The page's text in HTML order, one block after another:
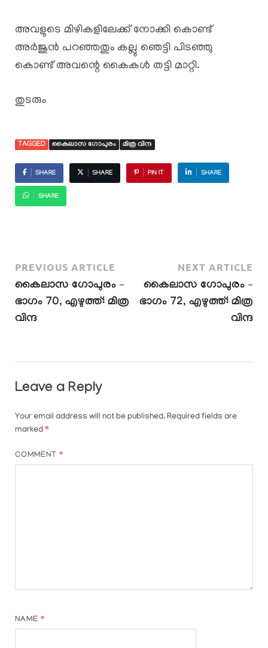
അവളുടെ മിഴികളിലേക്ക് നോക്കി കൊണ്ട്
അർജുൻ പറഞ്ഞതും കല്ലു ഞെട്ടി പിടഞ്ഞു
കൊണ്ട് അവന്റെ കൈകൾ തട്ടി മാറ്റി.
തുടരും
TAGGED കൈലാസ ഗോപുരം മിത്ര വിന്ദ
SHARE SHARE PIN IT SHARE
SHARE
PREVIOUS ARTICLE
കൈലാസ ഗോപുരം –
ഭാഗം 70, എഴുത്ത്: മിത്ര
വിന്ദ
NEXT ARTICLE
കൈലാസ ഗോപുരം –
ഭാഗം 72, എഴുത്ത്: മിത്ര
വിന്ദ
Leave a Reply
Your email address will not be published. Required fields are
marked *
COMMENT*
NAME*